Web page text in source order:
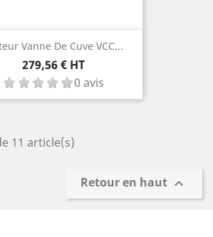
Vanne De Cuve VCC...
Prix
279,56 € HT
0 avis
11 article(s)
Retour en haut 